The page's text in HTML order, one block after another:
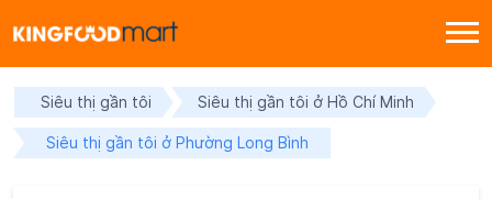
Siêu thị gần tôi Siêu thị gần tôi ở Hồ Chí Minh
Siêu thị gần tôi ở Phường Long Bình